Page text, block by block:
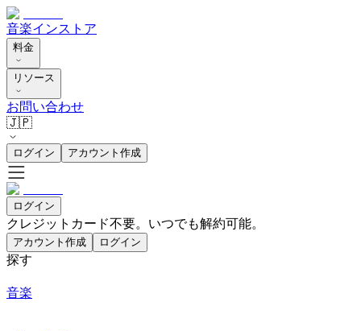
音楽インストア
料金
リソース
お問い合わせ
🇯🇵
ログイン アカウント作成
ログイン
クレジットカード不要。いつでも解約可能。
アカウント作成 ログイン
探す
音楽